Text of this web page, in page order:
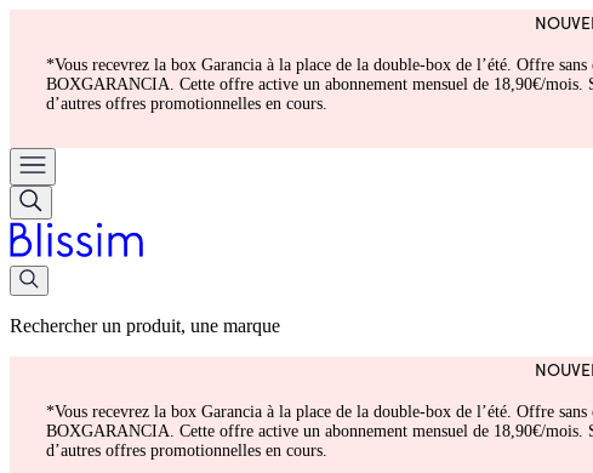
*Vous recevrez la box Garancia à la place de la double-box de l’été. Offre
BOXGARANCIA. Cette offre active un abonnement mensuel de 18,90€/mois.
d’autres offres promotionnelles en cours.
Rechercher un produit, une marque
*Vous recevrez la box Garancia à la place de la double-box de l’été. Offre
BOXGARANCIA. Cette offre active un abonnement mensuel de 18,90€/mois.
d’autres offres promotionnelles en cours.